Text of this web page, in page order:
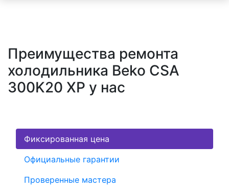
Преимущества ремонта
холодильника Beko CSA
300K20 XP у нас
Фиксированная цена
Официальные гарантии
Проверенные мастера